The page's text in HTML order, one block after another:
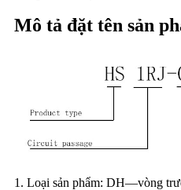
Mô tả đặt tên sản
1. Loại sản phẩm: DH—vòng